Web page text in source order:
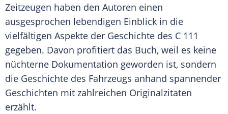
Zeitzeugen haben den Autoren einen
ausgesprochen lebendigen Einblick in die
vielfältigen Aspekte der Geschichte des C 111
gegeben. Davon profitiert das Buch, weil es keine
nüchterne Dokumentation geworden ist, sondern
die Geschichte des Fahrzeugs anhand spannender
Geschichten mit zahlreichen Originalzitaten
erzählt.